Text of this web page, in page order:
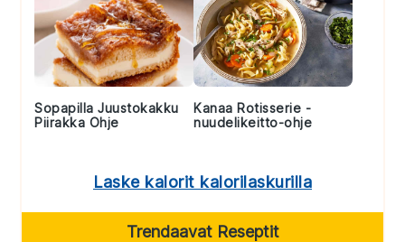
Sopapilla Juustokakku
Piirakka Ohje
Kanaa Rotisserie -
nuudelikeitto-ohje
Laske kalorit kalorilaskurilla
Trendaavat Reseptit